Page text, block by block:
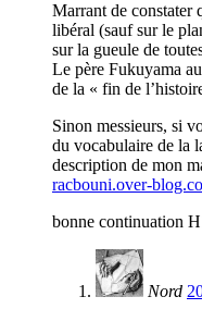
Marrant de constater
libéral (sauf sur le
sur la gueule de
Le père Fukuyama
de la « fin de
Sinon messieurs, si
du vocabulaire de la
description de mon
racbouni.over-
bonne continuation
Nord